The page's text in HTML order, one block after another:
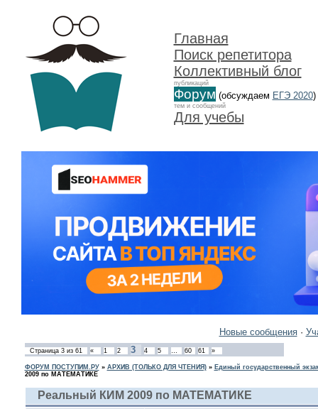
Главная
Поиск репетитора
Коллективный блог
публикаций
Форум (обсуждаем ЕГЭ 2020)
тем и сообщений
Для учебы
Новые сообщения·
Страница 3из 61 « 1 2 3 4 5 … 60 61 »
ФОРУМ ПОСТУПИМ.РУ» АРХИВ (ТОЛЬКО ДЛЯ ЧТЕНИЯ)» Единый государственный
2009 по МАТЕМАТИКЕ
Реальный КИМ 2009 по МАТЕМАТИКЕ